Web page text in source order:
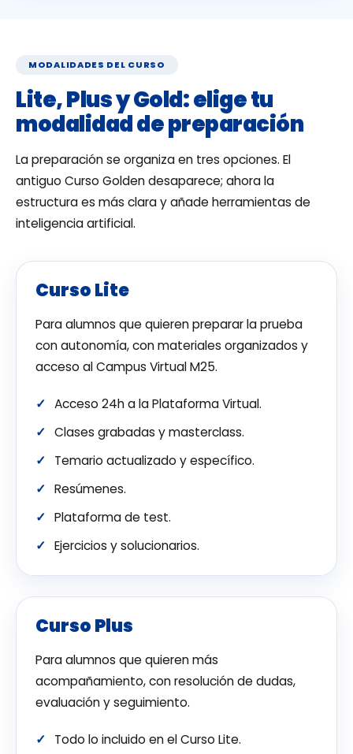
MODALIDADES DEL CURSO
Lite, Plus y Gold: elige tu
modalidad de preparación
La preparación se organiza en tres opciones. El
antiguo Curso Golden desaparece; ahora la
estructura es más clara y añade herramientas de
inteligencia artificial.
Curso Lite
Para alumnos que quieren preparar la prueba
con autonomía, con materiales organizados y
acceso al Campus Virtual M25.
Acceso 24h a la Plataforma Virtual.
Clases grabadas y masterclass.
Temario actualizado y específico.
Resúmenes.
Plataforma de test.
Ejercicios y solucionarios.
Curso Plus
Para alumnos que quieren más
acompañamiento, con resolución de dudas,
evaluación y seguimiento.
Todo lo incluido en el Curso Lite.